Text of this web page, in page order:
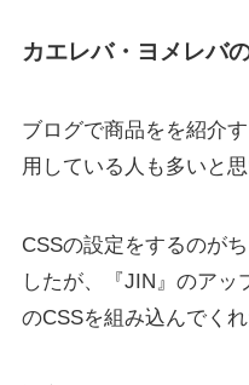
カエレバ・ヨメレバ
ブログで商品をを紹介
用している人も多いと思
CSSの設定をするのが
したが、『JIN』のアッ
のCSSを組み込んでくれ